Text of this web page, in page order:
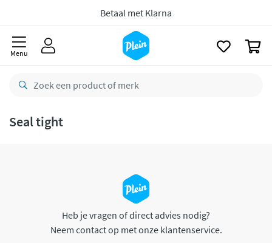
Betaal met Klarna
Menu
Seal tight
Heb je vragen of direct advies nodig?
Neem contact op met onze klantenservice.